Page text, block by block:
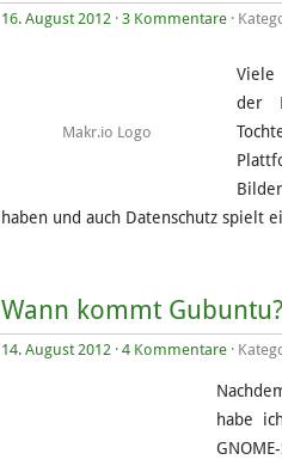
16. August 2012 · 3 Kommentare ·
Makr.io Logo
Viele
der
haben und auch Datenschutz spielt
Wann kommt
14. August 2012 · 4 Kommentare ·
habe